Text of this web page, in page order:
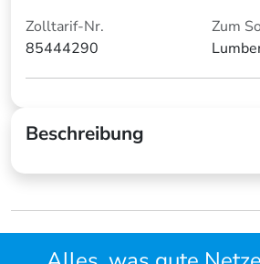
Zolltarif-Nr.
85444290
Zum
Beschreibung